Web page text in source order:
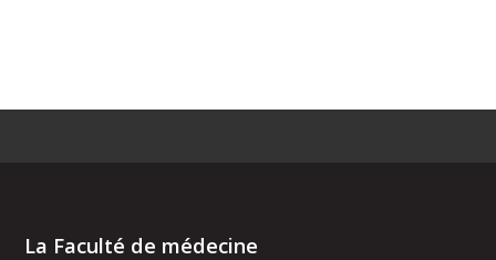
La Faculté de médecine